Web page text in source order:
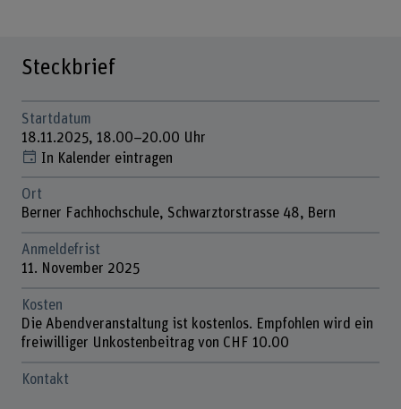
Steckbrief
Startdatum
18.11.2025, 18.00–20.00 Uhr
In Kalender eintragen
Ort
Berner Fachhochschule, Schwarztorstrasse 48, Bern
Anmeldefrist
11. November 2025
Kosten
Die Abendveranstaltung ist kostenlos. Empfohlen wird ein
freiwilliger Unkostenbeitrag von CHF 10.00
Kontakt